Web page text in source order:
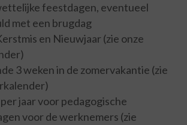
feestdagen, eventueel
met een brugdag
en Nieuwjaar (zie onze
3 weken in de zomervakantie (zie
jaar voor pedagogische
voor de werknemers (zie